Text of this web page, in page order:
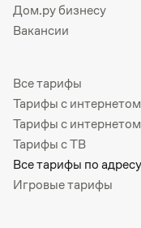
Дом.ру бизнесу
Вакансии
Все тарифы
Тарифы с интернетом
Тарифы с
Тарифы с ТВ
Все тарифы по адресу
Игровые тарифы